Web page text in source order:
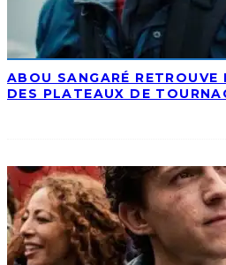
ABOU SANGARÉ RETROUVE
DES PLATEAUX DE